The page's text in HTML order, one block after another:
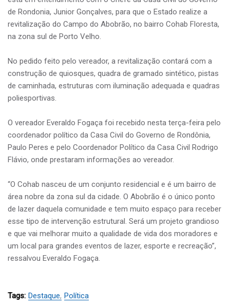
de Rondonia, Junior Gonçalves, para que o Estado realize a
revitalização do Campo do Abobrão, no bairro Cohab Floresta,
na zona sul de Porto Velho.
No pedido feito pelo vereador, a revitalização contará com a
construção de quiosques, quadra de gramado sintético, pistas
de caminhada, estruturas com iluminação adequada e quadras
poliesportivas.
O vereador Everaldo Fogaça foi recebido nesta terça-feira pelo
coordenador político da Casa Civil do Governo de Rondônia,
Paulo Peres e pelo Coordenador Político da Casa Civil Rodrigo
Flávio, onde prestaram informações ao vereador.
“O Cohab nasceu de um conjunto residencial e é um bairro de
área nobre da zona sul da cidade. O Abobrão é o único ponto
de lazer daquela comunidade e tem muito espaço para receber
esse tipo de intervenção estrutural. Será um projeto grandioso
e que vai melhorar muito a qualidade de vida dos moradores e
um local para grandes eventos de lazer, esporte e recreação”,
ressalvou Everaldo Fogaça.
Tags: Destaque Política